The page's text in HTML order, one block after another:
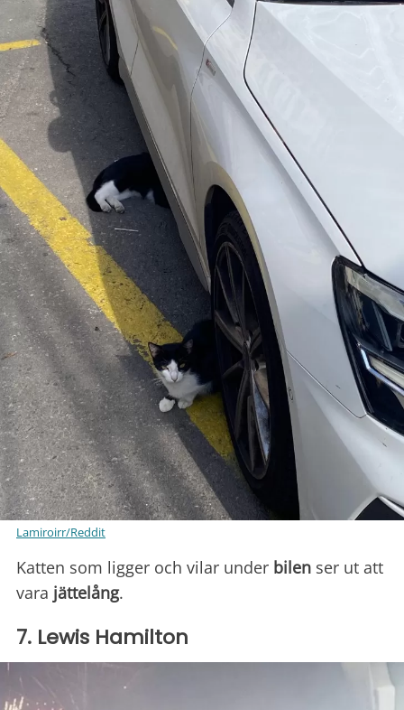
Lamiroirr/Reddit
Katten som ligger och vilar under bilen ser ut att
vara jättelång.
7. Lewis Hamilton